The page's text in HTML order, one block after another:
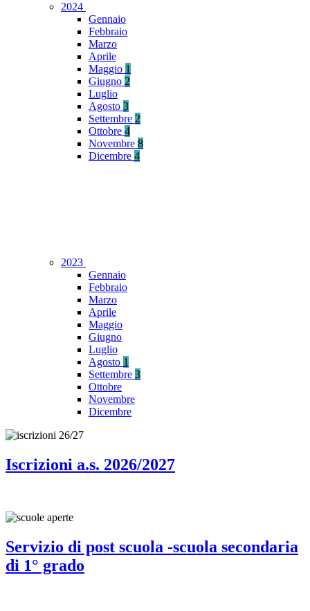
2024
Gennaio
Febbraio
Marzo
Aprile
Maggio 1
Giugno 2
Luglio
Agosto 3
Settembre 2
Ottobre 4
Novembre 8
Dicembre 4
2023
Gennaio
Febbraio
Marzo
Aprile
Maggio
Giugno
Luglio
Agosto 1
Settembre 3
Ottobre
Novembre
Dicembre
Iscrizioni a.s. 2026/2027
Servizio di post scuola -scuola secondaria
di 1° grado